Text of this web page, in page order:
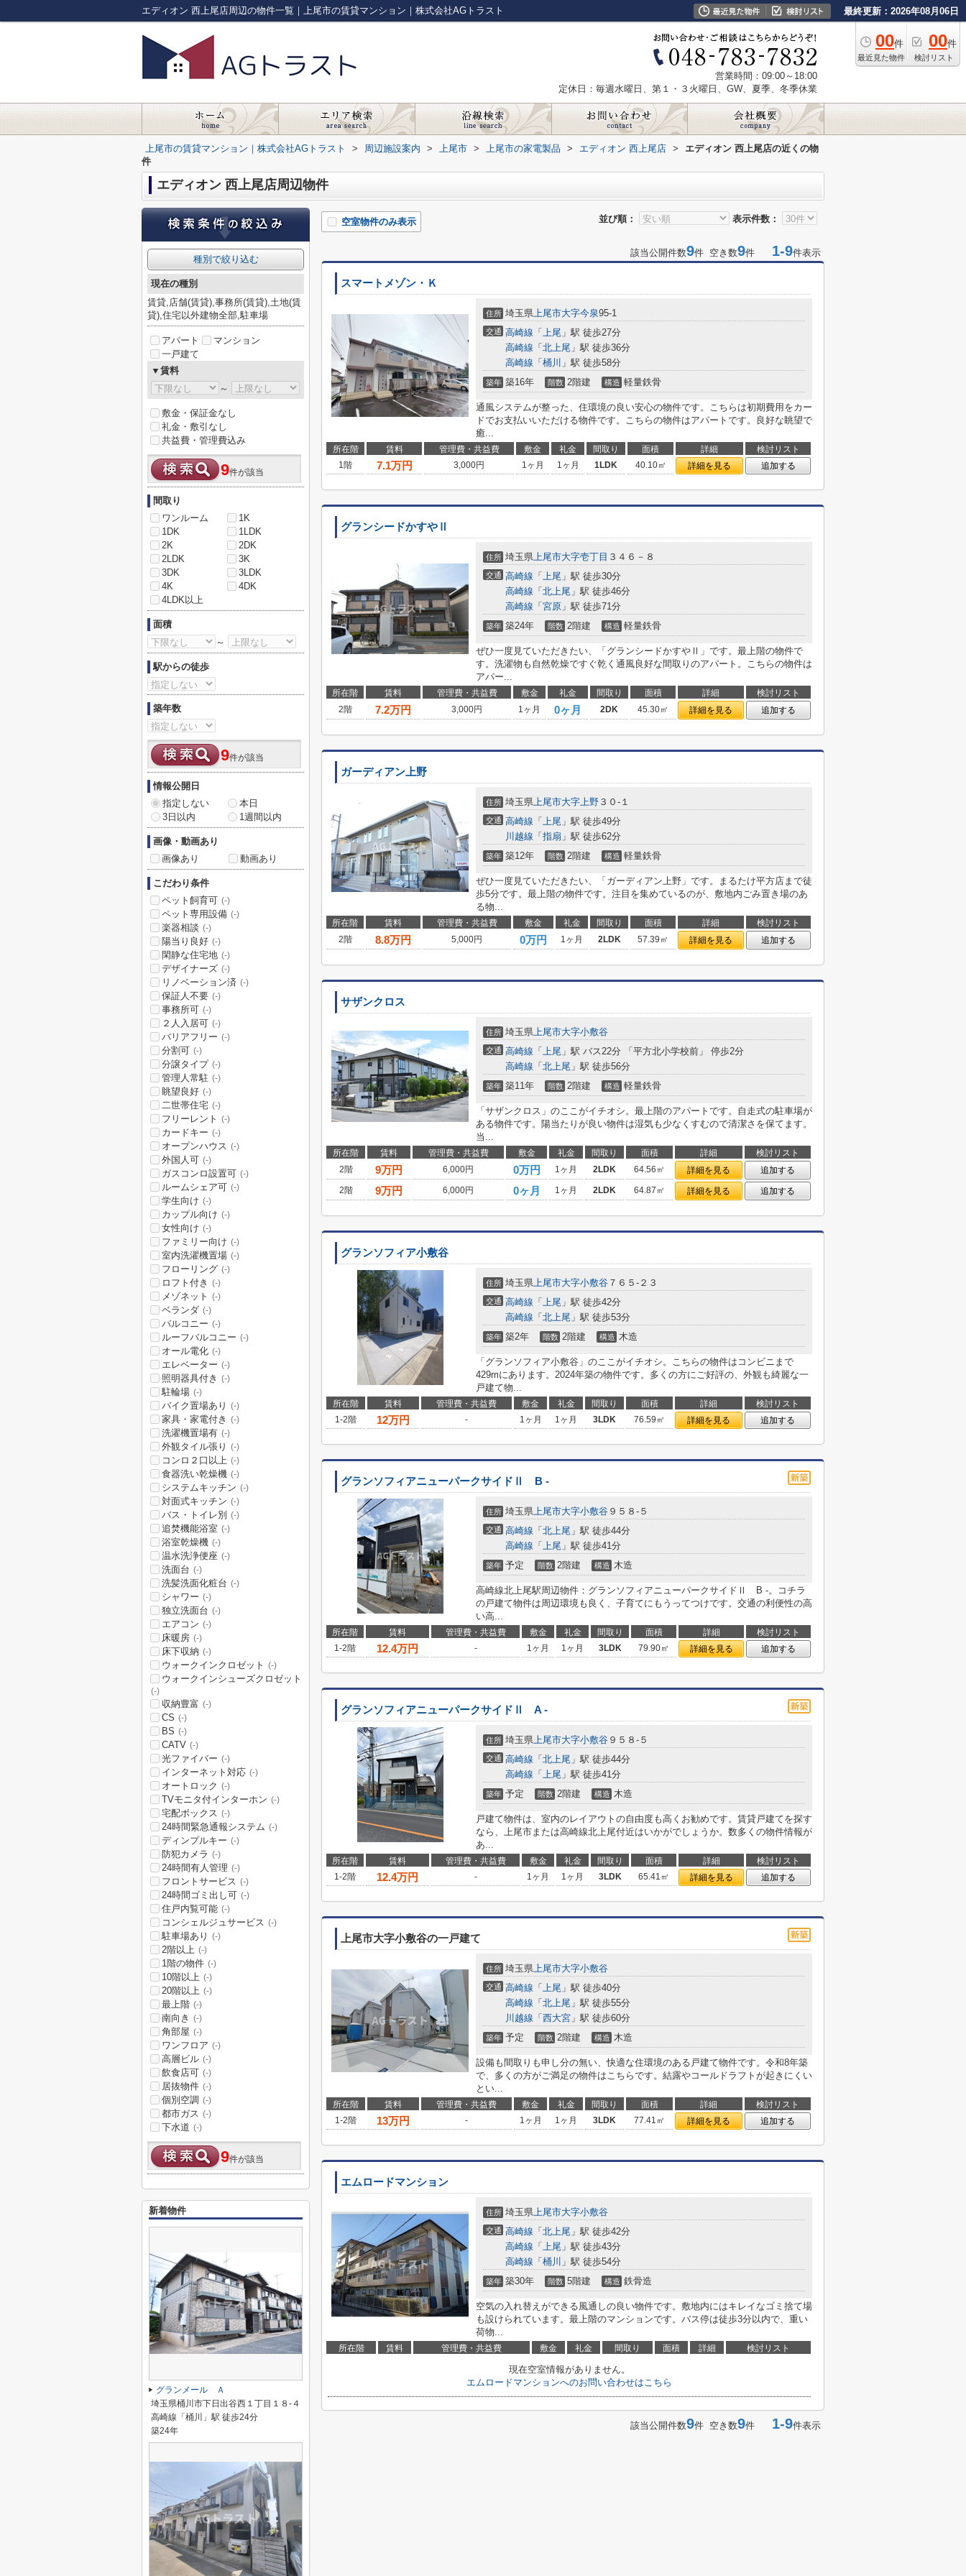
エディオン 西上尾店周辺の物件一覧｜上尾市の賃貸マンション｜株式会社AGトラスト 最終更新：2026年08月06日
00件
最近見た物件
00件
検討リスト
営業時間：09:00～18:00
定休日：毎週水曜日、第１・３火曜日、GW、夏季、冬季休業
上尾市の賃貸マンション｜株式会社AGトラスト > 周辺施設案内 > 上尾市 > 上尾市の家電製品 > エディオン 西上尾店 >
エディオン 西上尾店の近くの物
件
エディオン 西上尾店周辺物件
並び順： 表示件数：
空室物件のみ表示
該当公開件数9件 空き数9件 1-9件表示
スマートメゾン・Ｋ
住所 埼玉県上尾市大字今泉95-1
交通 高崎線 「 上尾 」駅 徒歩27分
高崎線 「 北上尾 」駅 徒歩36分
高崎線 「 桶川 」駅 徒歩58分
築年 築16年 階数 2階建 構造 軽量鉄骨
通風システムが整った、住環境の良い安心の物件です。こちらは初期費用をカー
ドでお支払いいただける物件です。こちらの物件はアパートです。良好な眺望で
癒...
所在階 賃料 管理費・共益費 敷金 礼金 間取り 面積 詳細
検討リスト
1階
7.1万円 3,000円 1ヶ月 1ヶ月 1LDK 40.10㎡ 詳細を見る 追加する
グランシードかすやⅡ
住所 埼玉県上尾市大字壱丁目 ３４６－８
交通 高崎線 「 上尾 」駅 徒歩30分
高崎線 「 北上尾 」駅 徒歩46分
高崎線 「 宮原 」駅 徒歩71分
築年 築24年 階数 2階建 構造 軽量鉄骨
ぜひ一度見ていただきたい、「グランシードかすやⅡ」です。最上階の物件で
す。洗濯物も自然乾燥ですぐ乾く通風良好な間取りのアパート。こちらの物件は
アパー...
所在階 賃料 管理費・共益費 敷金 礼金 間取り 面積 詳細
検討リスト
2階
7.2万円 3,000円 1ヶ月 0ヶ月 2DK 45.30㎡ 詳細を見る 追加する
ガーディアン上野
住所 埼玉県上尾市大字上野 ３０-１
交通 高崎線 「 上尾 」駅 徒歩49分
川越線 「 指扇 」駅 徒歩62分
築年 築12年 階数 2階建 構造 軽量鉄骨
ぜひ一度見ていただきたい、「ガーディアン上野」です。まるたけ平方店まで徒
歩5分です。最上階の物件です。注目を集めているのが、敷地内ごみ置き場のあ
る物...
所在階 賃料 管理費・共益費 敷金 礼金 間取り 面積 詳細
検討リスト
2階
8.8万円 5,000円 0万円 1ヶ月 2LDK 57.39㎡ 詳細を見る 追加する
サザンクロス
住所 埼玉県上尾市大字小敷谷
交通 高崎線 「 上尾 」駅 バス22分 「平方北小学校前」 停歩2分
高崎線 「 北上尾 」駅 徒歩56分
築年 築11年 階数 2階建 構造 軽量鉄骨
「サザンクロス」のここがイチオシ。最上階のアパートです。自走式の駐車場が
ある物件です。陽当たりが良い物件は湿気も少なくすむので清潔さを保てます。
当...
所在階 賃料 管理費・共益費 敷金 礼金 間取り 面積 詳細
検討リスト
2階
9万円 6,000円 0万円 1ヶ月 2LDK 64.56㎡ 詳細を見る
追加する
2階
9万円 6,000円 0ヶ月 1ヶ月 2LDK 64.87㎡ 詳細を見る 追加する
グランソフィア小敷谷
住所 埼玉県上尾市大字小敷谷 ７６５-２３
交通 高崎線 「 上尾 」駅 徒歩42分
高崎線 「 北上尾 」駅 徒歩53分
築年 築2年 階数 2階建 構造 木造
「グランソフィア小敷谷」のここがイチオシ。こちらの物件はコンビニまで
429mにあります。2024年築の物件です。多くの方にご好評の、外観も綺麗な一
戸建て物...
所在階 賃料 管理費・共益費 敷金 礼金 間取り 面積 詳細
検討リスト
1-2階
12万円 - 1ヶ月 1ヶ月 3LDK 76.59㎡ 詳細を見る 追加する
グランソフィアニューパークサイドⅡ B -
住所 埼玉県上尾市大字小敷谷 ９５８-５
交通 高崎線 「 北上尾 」駅 徒歩44分
高崎線 「 上尾 」駅 徒歩41分
築年 予定 階数 2階建 構造 木造
高崎線北上尾駅周辺物件：グランソフィアニューパークサイドⅡ B -。コチラ
の戸建て物件は周辺環境も良く、子育てにもうってつけです。交通の利便性の高
い高...
所在階 賃料 管理費・共益費 敷金 礼金 間取り 面積 詳細
検討リスト
1-2階
12.4万円 - 1ヶ月 1ヶ月 3LDK 79.90㎡ 詳細を見る 追加する
グランソフィアニューパークサイドⅡ A -
住所 埼玉県上尾市大字小敷谷 ９５８-５
交通 高崎線 「 北上尾 」駅 徒歩44分
高崎線 「 上尾 」駅 徒歩41分
築年 予定 階数 2階建 構造 木造
戸建て物件は、室内のレイアウトの自由度も高くお勧めです。賃貸戸建てを探す
なら、上尾市または高崎線北上尾付近はいかがでしょうか。数多くの物件情報が
あ...
所在階 賃料 管理費・共益費 敷金 礼金 間取り 面積 詳細
検討リスト
1-2階
12.4万円 - 1ヶ月 1ヶ月 3LDK 65.41㎡ 詳細を見る 追加する
上尾市大字小敷谷の一戸建て
住所 埼玉県上尾市大字小敷谷
交通 高崎線 「 上尾 」駅 徒歩40分
高崎線 「 北上尾 」駅 徒歩55分
川越線 「 西大宮 」駅 徒歩60分
築年 予定 階数 2階建 構造 木造
設備も間取りも申し分の無い、快適な住環境のある戸建て物件です。令和8年築
で、多くの方がご満足の物件はこちらです。結露やコールドラフトが起きにくい
とい...
所在階 賃料 管理費・共益費 敷金 礼金 間取り 面積 詳細
検討リスト
1-2階
13万円 - 1ヶ月 1ヶ月 3LDK 77.41㎡ 詳細を見る 追加する
エムロードマンション
住所 埼玉県上尾市大字小敷谷
交通 高崎線 「 北上尾 」駅 徒歩42分
高崎線 「 上尾 」駅 徒歩43分
高崎線 「 桶川 」駅 徒歩54分
築年 築30年 階数 5階建 構造 鉄骨造
空気の入れ替えができる風通しの良い物件です。敷地内にはキレイなゴミ捨て場
も設けられています。最上階のマンションです。バス停は徒歩3分以内で、重い
荷物...
所在階 賃料 管理費・共益費 敷金 礼金 間取り 面積 詳細 検討リスト
現在空室情報がありません。
エムロードマンションへのお問い合わせはこちら
該当公開件数9件 空き数9件 1-9件表示
種別で絞り込む
現在の種別
賃貸,店舗(賃貸),事務所(賃貸),土地(賃
貸),住宅以外建物全部,駐車場
アパート
マンション
一戸建て
▼賃料
～
敷金・保証金なし
礼金・敷引なし
共益費・管理費込み
9件が該当
間取り
ワンルーム
1K
1DK
1LDK
2K
2DK
2LDK
3K
3DK
3LDK
4K
4DK
4LDK以上
面積
～
駅からの徒歩
築年数
9件が該当
情報公開日
指定しない
本日
3日以内
1週間以内
画像・動画あり
画像あり
動画あり
こだわり条件
ペット飼育可 (-)
ペット専用設備 (-)
楽器相談 (-)
陽当り良好 (-)
閑静な住宅地 (-)
デザイナーズ (-)
リノベーション済 (-)
保証人不要 (-)
事務所可 (-)
２人入居可 (-)
バリアフリー (-)
分割可 (-)
分譲タイプ (-)
管理人常駐 (-)
眺望良好 (-)
二世帯住宅 (-)
フリーレント (-)
カードキー (-)
オープンハウス (-)
外国人可 (-)
ガスコンロ設置可 (-)
ルームシェア可 (-)
学生向け (-)
カップル向け (-)
女性向け (-)
ファミリー向け (-)
室内洗濯機置場 (-)
フローリング (-)
ロフト付き (-)
メゾネット (-)
ベランダ (-)
バルコニー (-)
ルーフバルコニー (-)
オール電化 (-)
エレベーター (-)
照明器具付き (-)
駐輪場 (-)
バイク置場あり (-)
家具・家電付き (-)
洗濯機置場有 (-)
外観タイル張り (-)
コンロ２口以上 (-)
食器洗い乾燥機 (-)
システムキッチン (-)
対面式キッチン (-)
バス・トイレ別 (-)
追焚機能浴室 (-)
浴室乾燥機 (-)
温水洗浄便座 (-)
洗面台 (-)
洗髪洗面化粧台 (-)
シャワー (-)
独立洗面台 (-)
エアコン (-)
床暖房 (-)
床下収納 (-)
ウォークインクロゼット (-)
ウォークインシューズクロゼット
(-)
収納豊富 (-)
CS (-)
BS (-)
CATV (-)
光ファイバー (-)
インターネット対応 (-)
オートロック (-)
TVモニタ付インターホン (-)
宅配ボックス (-)
24時間緊急通報システム (-)
ディンプルキー (-)
防犯カメラ (-)
24時間有人管理 (-)
フロントサービス (-)
24時間ゴミ出し可 (-)
住戸内覧可能 (-)
コンシェルジュサービス (-)
駐車場あり (-)
2階以上 (-)
1階の物件 (-)
10階以上 (-)
20階以上 (-)
最上階 (-)
南向き (-)
角部屋 (-)
ワンフロア (-)
高層ビル (-)
飲食店可 (-)
居抜物件 (-)
個別空調 (-)
都市ガス (-)
下水道 (-)
9件が該当
新着物件
グランメール Ａ
埼玉県桶川市下日出谷西１丁目１８-４
高崎線「桶川」駅 徒歩24分
築24年